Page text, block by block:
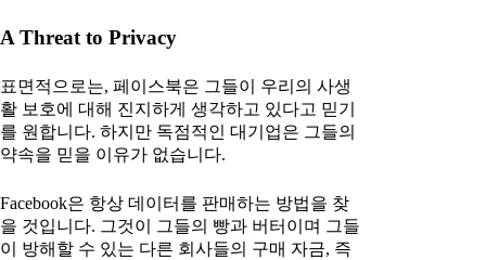
A Threat to Privacy
표면적으로는, 페이스북은 그들이 우리의 사생
활 보호에 대해 진지하게 생각하고 있다고 믿기
를 원합니다. 하지만 독점적인 대기업은 그들의
약속을 믿을 이유가 없습니다.
Facebook은 항상 데이터를 판매하는 방법을 찾
을 것입니다. 그것이 그들의 빵과 버터이며 그들
이 방해할 수 있는 다른 회사들의 구매 자금, 즉